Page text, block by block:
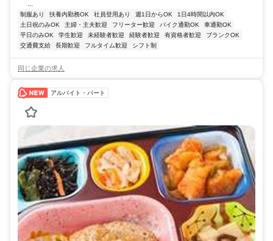
制服あり 扶養内勤務OK 社員登用あり 週1日からOK
1日4時間以内OK
土日祝のみOK
主婦・主夫歓迎 フリーター歓迎 バイク通勤OK
車通勤OK
平日のみOK
学生歓迎 未経験者歓迎 経験者歓迎 有資格者歓迎
ブランクOK
交通費支給
長期歓迎 フルタイム歓迎 シフト制
同じ企業の求人
アルバイト・パート